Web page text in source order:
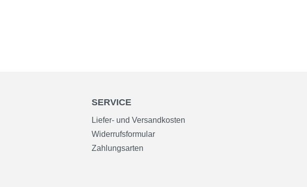
SERVICE
Liefer- und Versandkosten
Widerrufsformular
Zahlungsarten